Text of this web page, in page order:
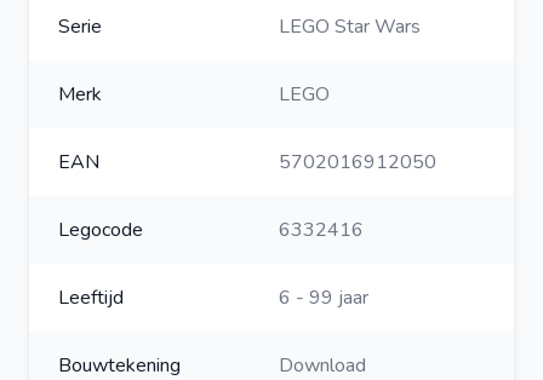
Serie LEGO Star Wars
Merk LEGO
EAN 5702016912050
Legocode 6332416
Leeftijd 6 - 99 jaar
Bouwtekening Download